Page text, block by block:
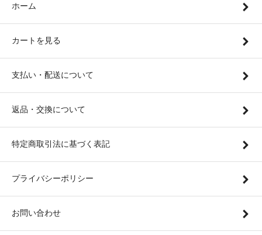
ホーム
カートを見る
支払い・配送について
返品・交換について
特定商取引法に基づく表記
プライバシーポリシー
お問い合わせ